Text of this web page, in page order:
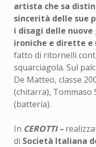
artista che sa
sincerità delle sue
i disagi delle
ironiche e dirette e
fatto di ritornelli
squarciagola. Sul
De Matteo, classe
(chitarra), Tommaso
(batteria).
In CEROTTI –
di Società Italiana